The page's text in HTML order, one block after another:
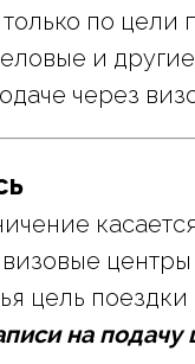
по цели
и
через
цель
на